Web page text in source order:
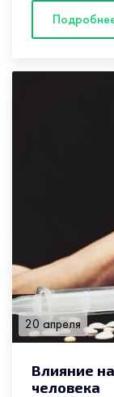
20 апреля
Влияние
человека